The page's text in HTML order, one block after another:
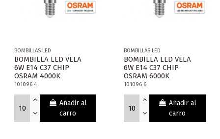
BOMBILLAS LED
BOMBILLA LED VELA
6W E14 C37 CHIP
OSRAM 4000K
101096 4
Añadir al
carro
BOMBILLAS LED
BOMBILLA LED VELA
6W E14 C37 CHIP
OSRAM 6000K
101096 6
Añadir al
carro